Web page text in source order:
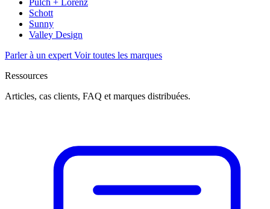
Pulch + Lorenz
Schott
Sunny
Valley Design
Parler à un expert Voir toutes les marques
Ressources
Articles, cas clients, FAQ et marques distribuées.